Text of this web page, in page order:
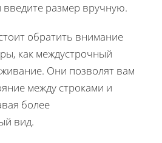
размер вручную.
обратить внимание
как междустрочный
Они позволят вам
между строками и
более
вид.